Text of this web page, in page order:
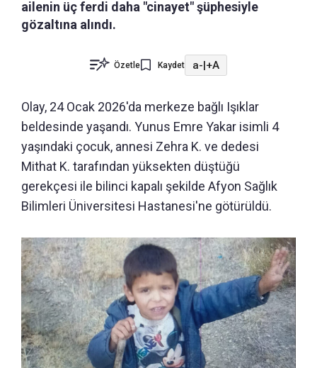
ailenin üç ferdi daha "cinayet" şüphesiyle
gözaltına alındı.
Özetle Kaydet a-|+A
Olay, 24 Ocak 2026'da merkeze bağlı Işıklar
beldesinde yaşandı. Yunus Emre Yakar isimli 4
yaşındaki çocuk, annesi Zehra K. ve dedesi
Mithat K. tarafından yüksekten düştüğü
gerekçesi ile bilinci kapalı şekilde Afyon Sağlık
Bilimleri Üniversitesi Hastanesi'ne götürüldü.